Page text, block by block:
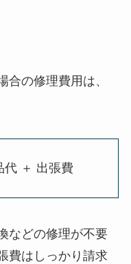
合の修理費用は、
代 ＋ 出張費
などの修理が不要
費はしっかり請求